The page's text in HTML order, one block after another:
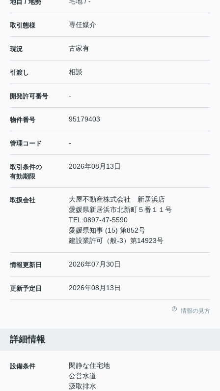
地目 / 地勢
取引態様 専任媒介
現況 古家有
引渡し 相談
開発許可番号 -
物件番号 95179403
管理コード -
取引条件の
有効期限
2026年08月13日
取扱会社
大屋不動産株式会社 新居浜店
愛媛県新居浜市北新町５番１１号
TEL:0897-47-5590
愛媛県知事 (15) 第852号
建設業許可（般-3）第14923号
情報更新日 2026年07月30日
更新予定日 2026年08月13日
情報の見方
詳細情報
設備条件
閑静な住宅地
公営水道
汲取排水